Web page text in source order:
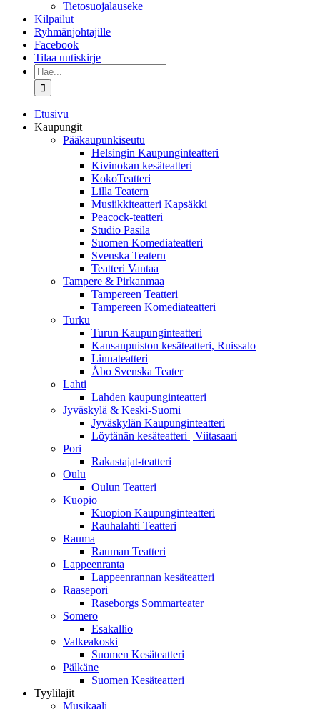
Tietosuojalauseke
Kilpailut
Ryhmänjohtajille
Facebook
Tilaa uutiskirje
Etsi
...
Etusivu
Kaupungit
Pääkaupunkiseutu
Helsingin Kaupunginteatteri
Kivinokan kesäteatteri
KokoTeatteri
Lilla Teatern
Musiikkiteatteri Kapsäkki
Peacock-teatteri
Studio Pasila
Suomen Komediateatteri
Svenska Teatern
Teatteri Vantaa
Tampere & Pirkanmaa
Tampereen Teatteri
Tampereen Komediateatteri
Turku
Turun Kaupunginteatteri
Kansanpuiston kesäteatteri, Ruissalo
Linnateatteri
Åbo Svenska Teater
Lahti
Lahden kaupunginteatteri
Jyväskylä & Keski-Suomi
Jyväskylän Kaupunginteatteri
Löytänän kesäteatteri | Viitasaari
Pori
Rakastajat-teatteri
Oulu
Oulun Teatteri
Kuopio
Kuopion Kaupunginteatteri
Rauhalahti Teatteri
Rauma
Rauman Teatteri
Lappeenranta
Lappeenrannan kesäteatteri
Raasepori
Raseborgs Sommarteater
Somero
Esakallio
Valkeakoski
Suomen Kesäteatteri
Pälkäne
Suomen Kesäteatteri
Tyylilajit
Musikaali